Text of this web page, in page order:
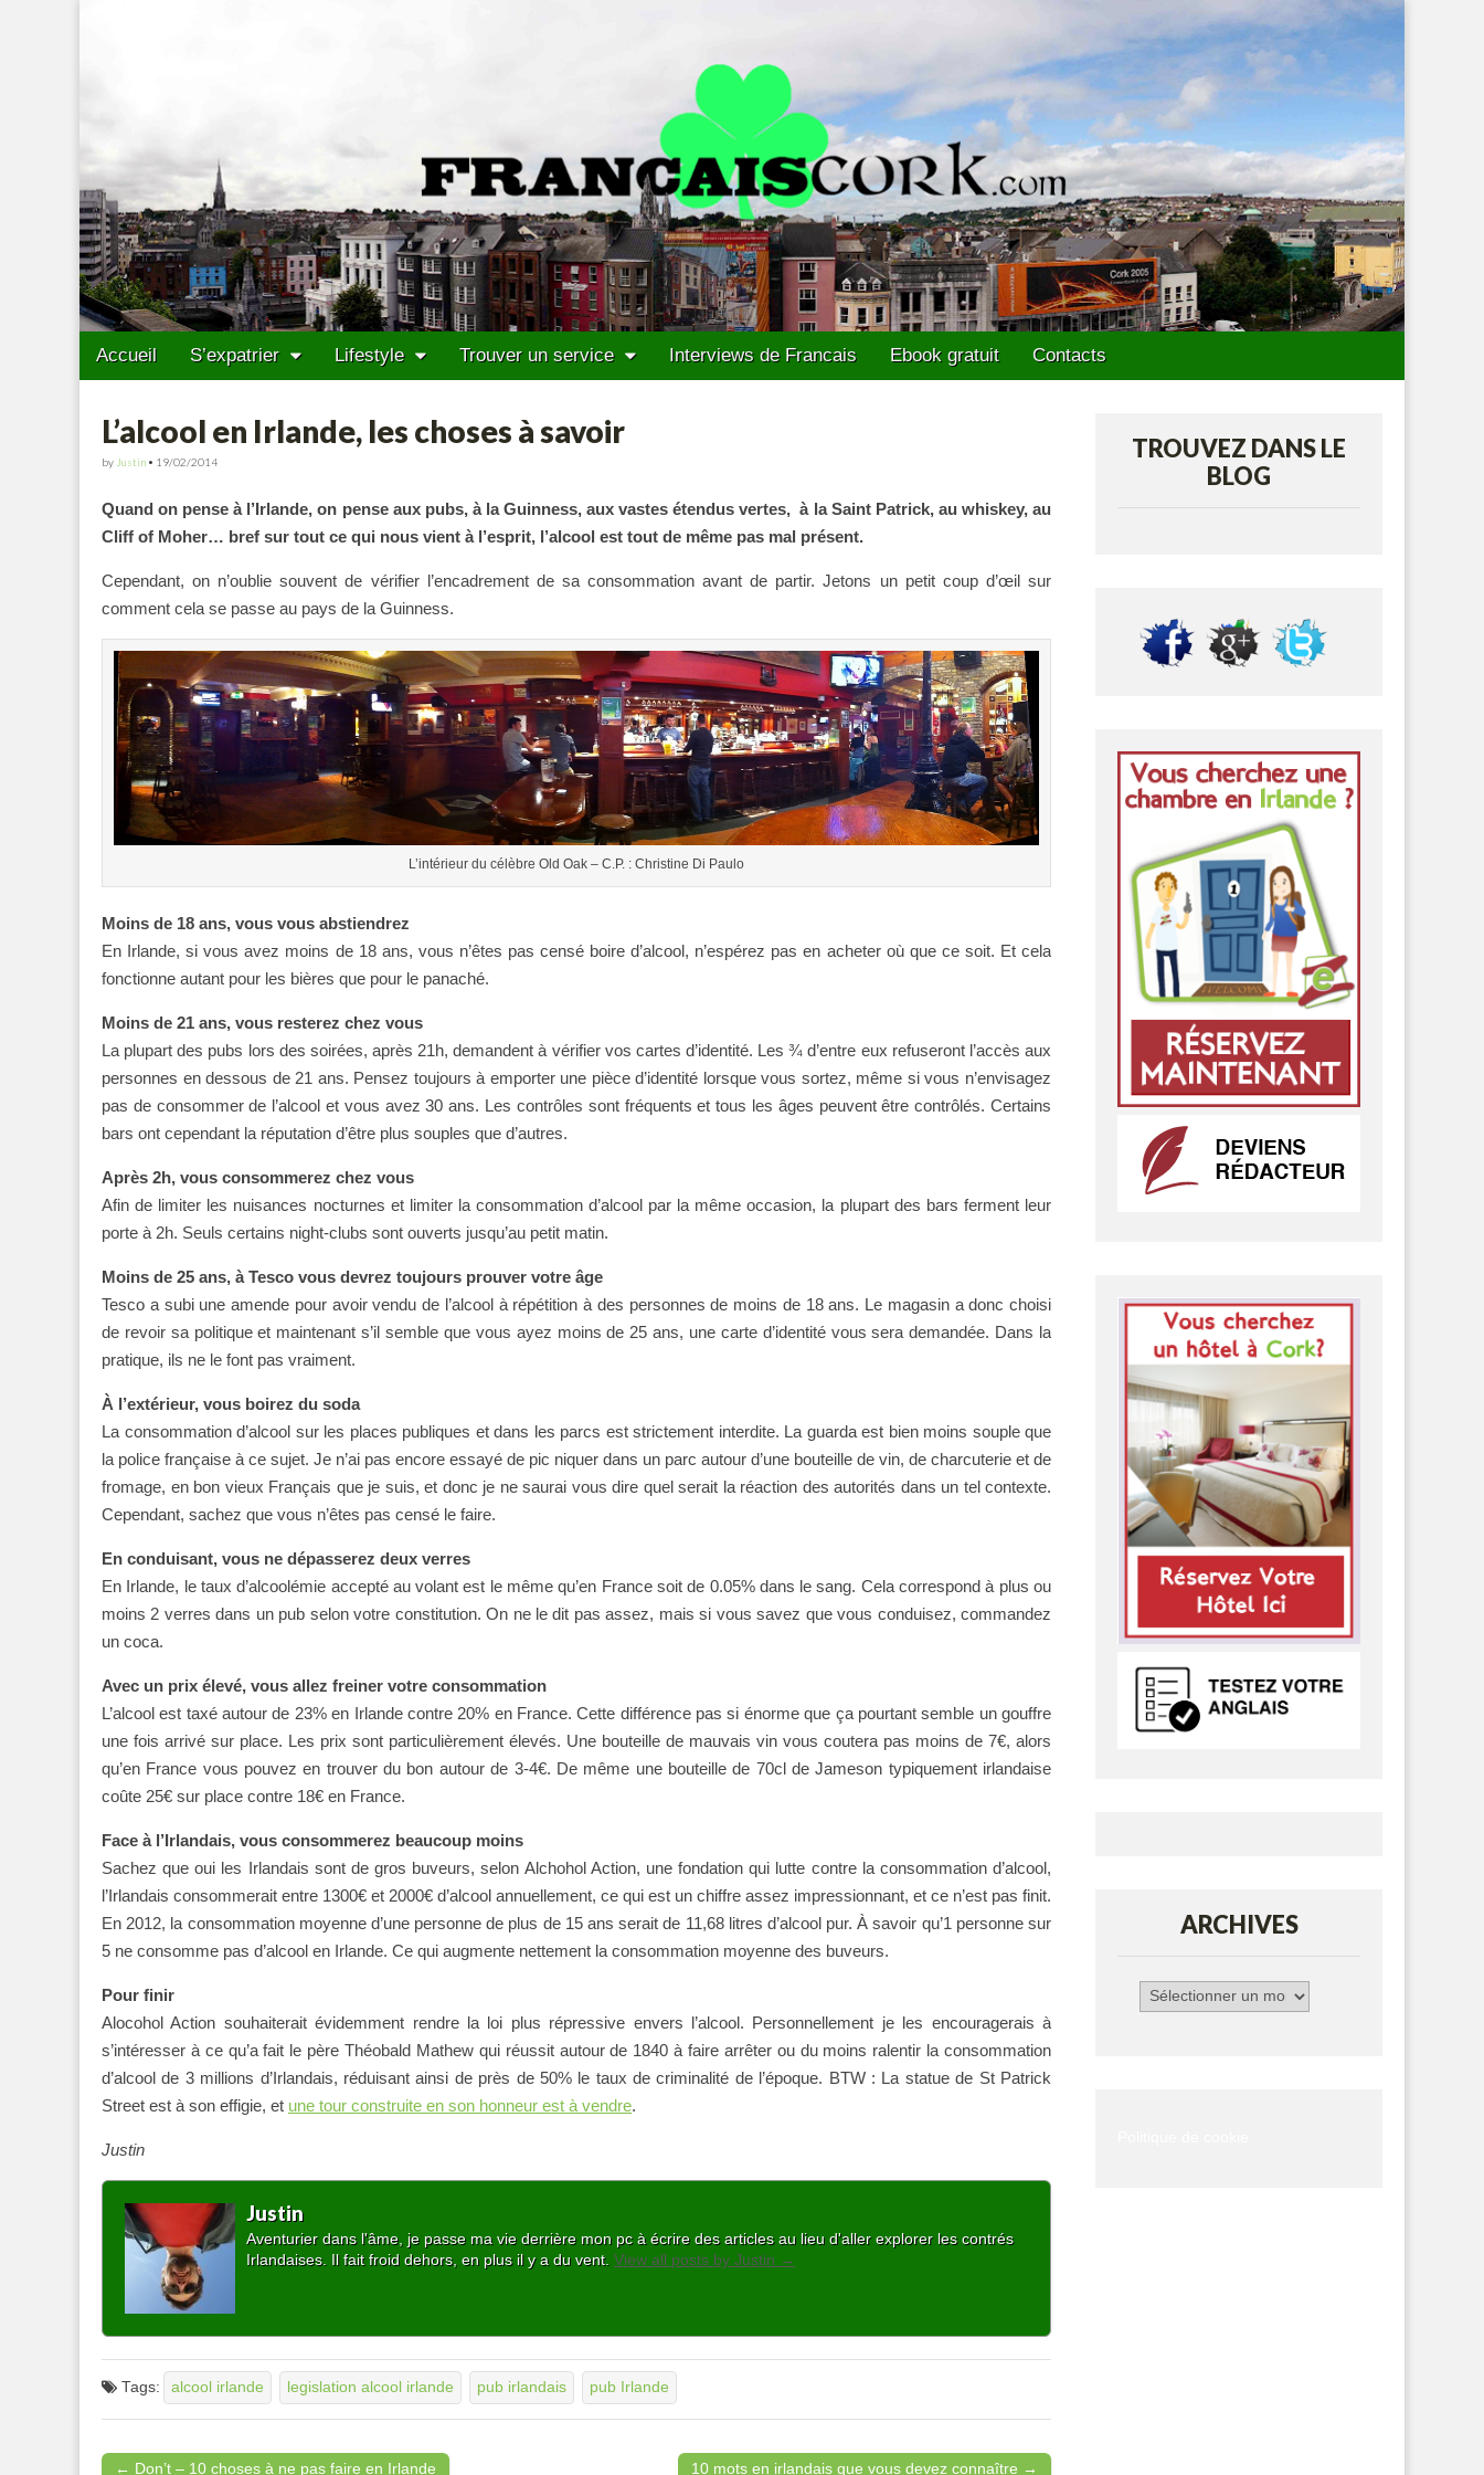
Main menu
Skip to content
Accueil S’expatrier Lifestyle Trouver un service Interviews de Francais Ebook gratuit Contacts
L’alcool en Irlande, les choses à savoir
by Justin • 19/02/2014
Quand on pense à l’Irlande, on pense aux pubs, à la Guinness, aux vastes étendus vertes, à la Saint Patrick, au whiskey, au
Cliff of Moher… bref sur tout ce qui nous vient à l’esprit, l’alcool est tout de même pas mal présent.
Cependant, on n’oublie souvent de vérifier l’encadrement de sa consommation avant de partir. Jetons un petit coup d’œil sur
comment cela se passe au pays de la Guinness.
L’intérieur du célèbre Old Oak – C.P. : Christine Di Paulo
Moins de 18 ans, vous vous abstiendrez
En Irlande, si vous avez moins de 18 ans, vous n’êtes pas censé boire d’alcool, n’espérez pas en acheter où que ce soit. Et cela
fonctionne autant pour les bières que pour le panaché.
Moins de 21 ans, vous resterez chez vous
La plupart des pubs lors des soirées, après 21h, demandent à vérifier vos cartes d’identité. Les ¾ d’entre eux refuseront l’accès aux
personnes en dessous de 21 ans. Pensez toujours à emporter une pièce d’identité lorsque vous sortez, même si vous n’envisagez
pas de consommer de l’alcool et vous avez 30 ans. Les contrôles sont fréquents et tous les âges peuvent être contrôlés. Certains
bars ont cependant la réputation d’être plus souples que d’autres.
Après 2h, vous consommerez chez vous
Afin de limiter les nuisances nocturnes et limiter la consommation d’alcool par la même occasion, la plupart des bars ferment leur
porte à 2h. Seuls certains night-clubs sont ouverts jusqu’au petit matin.
Moins de 25 ans, à Tesco vous devrez toujours prouver votre âge
Tesco a subi une amende pour avoir vendu de l’alcool à répétition à des personnes de moins de 18 ans. Le magasin a donc choisi
de revoir sa politique et maintenant s’il semble que vous ayez moins de 25 ans, une carte d’identité vous sera demandée. Dans la
pratique, ils ne le font pas vraiment.
À l’extérieur, vous boirez du soda
La consommation d’alcool sur les places publiques et dans les parcs est strictement interdite. La guarda est bien moins souple que
la police française à ce sujet. Je n’ai pas encore essayé de pic niquer dans un parc autour d’une bouteille de vin, de charcuterie et de
fromage, en bon vieux Français que je suis, et donc je ne saurai vous dire quel serait la réaction des autorités dans un tel contexte.
Cependant, sachez que vous n’êtes pas censé le faire.
En conduisant, vous ne dépasserez deux verres
En Irlande, le taux d’alcoolémie accepté au volant est le même qu’en France soit de 0.05% dans le sang. Cela correspond à plus ou
moins 2 verres dans un pub selon votre constitution. On ne le dit pas assez, mais si vous savez que vous conduisez, commandez
un coca.
Avec un prix élevé, vous allez freiner votre consommation
L’alcool est taxé autour de 23% en Irlande contre 20% en France. Cette différence pas si énorme que ça pourtant semble un gouffre
une fois arrivé sur place. Les prix sont particulièrement élevés. Une bouteille de mauvais vin vous coutera pas moins de 7€, alors
qu’en France vous pouvez en trouver du bon autour de 3-4€. De même une bouteille de 70cl de Jameson typiquement irlandaise
coûte 25€ sur place contre 18€ en France.
Face à l’Irlandais, vous consommerez beaucoup moins
Sachez que oui les Irlandais sont de gros buveurs, selon Alchohol Action, une fondation qui lutte contre la consommation d’alcool,
l’Irlandais consommerait entre 1300€ et 2000€ d’alcool annuellement, ce qui est un chiffre assez impressionnant, et ce n’est pas finit.
En 2012, la consommation moyenne d’une personne de plus de 15 ans serait de 11,68 litres d’alcool pur. À savoir qu’1 personne sur
5 ne consomme pas d’alcool en Irlande. Ce qui augmente nettement la consommation moyenne des buveurs.
Pour finir
Alocohol Action souhaiterait évidemment rendre la loi plus répressive envers l’alcool. Personnellement je les encouragerais à
s’intéresser à ce qu’a fait le père Théobald Mathew qui réussit autour de 1840 à faire arrêter ou du moins ralentir la consommation
d’alcool de 3 millions d’Irlandais, réduisant ainsi de près de 50% le taux de criminalité de l’époque. BTW : La statue de St Patrick
Street est à son effigie, et une tour construite en son honneur est à vendre.
Justin
Justin
Aventurier dans l'âme, je passe ma vie derrière mon pc à écrire des articles au lieu d'aller explorer les contrés
Irlandaises. Il fait froid dehors, en plus il y a du vent. View all posts by Justin →
Tags: alcool irlande legislation alcool irlande pub irlandais pub Irlande
← Don’t – 10 choses à ne pas faire en Irlande 10 mots en irlandais que vous devez connaître →
TROUVEZ DANS LE
BLOG
ARCHIVES
Archives